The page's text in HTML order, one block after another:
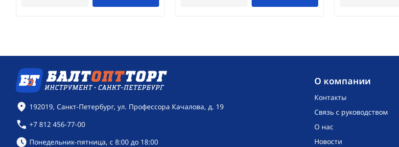
O компании
Контакты
Связь с руководством
О нас
Новости
Контактная информация
192019, Санкт-Петербург, ул. Профессора Качалова, д. 19
+7 812 456-77-00
Режим работы:
Понедельник-пятница, с 8:00 до 18:00